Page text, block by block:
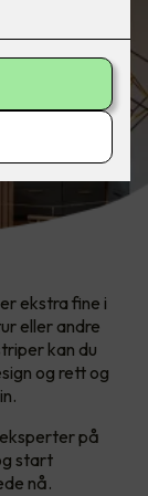
ekstra fine i
eller andre
kan du
og rett og
på
start
nå.